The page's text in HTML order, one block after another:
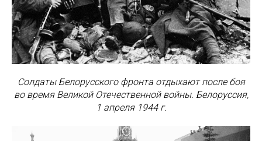
Солдаты Белорусского фронта отдыхают после боя
во время Великой Отечественной войны. Белоруссия,
1 апреля 1944 г.